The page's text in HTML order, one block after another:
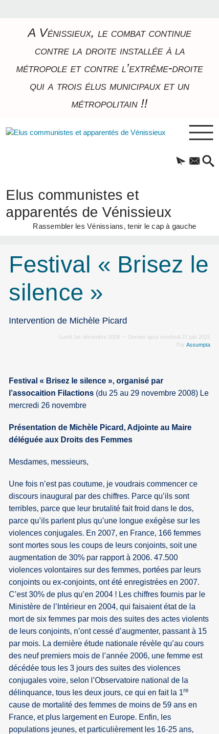
A Vénissieux, le combat continue
contre la droite installée à la
métropole et contre l’extrême-droite
qui a trois élus municipaux et un
métropolitain !!
Elus communistes et
apparentés de Vénissieux
Rassembler les Vénissians, tenir le cap à gauche
Festival « Brisez le
silence »
Intervention de Michèle Picard
Lundi 1er décembre 2008 — Dernier ajout vendredi 27 juin 2025
Par Assumpta
Festival « Brisez le silence », organisé par
l’assocaition Filactions (du 25 au 29 novembre 2008) Le
mercredi 26 novembre
Présentation de Michèle Picard, Adjointe au Maire
déléguée aux Droits des Femmes
Mesdames, messieurs,
Une fois n’est pas coutume, je voudrais commencer ce
discours inaugural par des chiffres. Parce qu’ils sont
terribles, parce que leur brutalité fait froid dans le dos,
parce qu’ils parlent plus qu’une longue exégèse sur les
violences conjugales. En 2007, en France, 166 femmes
sont mortes sous les coups de leurs conjoints, soit une
augmentation de 30% par rapport à 2006. 47.500
violences volontaires sur des femmes, portées par leurs
conjoints ou ex-conjoints, ont été enregistrées en 2007.
C’est 30% de plus qu’en 2004 ! Les chiffres fournis par le
Ministère de l’Intérieur en 2004, qui faisaient état de la
mort de six femmes par mois des suites des actes violents
de leurs conjoints, n’ont cessé d’augmenter, passant à 15
par mois. La dernière étude nationale révèle qu’au cours
des neuf premiers mois de l’année 2006, une femme est
décédée tous les 3 jours des suites des violences
conjugales voire, selon l’Observatoire national de la
délinquance, tous les deux jours, ce qui en fait la 1re
cause de mortalité des femmes de moins de 59 ans en
France, et plus largement en Europe. Enfin, les
populations jeunes, et particulièrement les 16-25 ans,